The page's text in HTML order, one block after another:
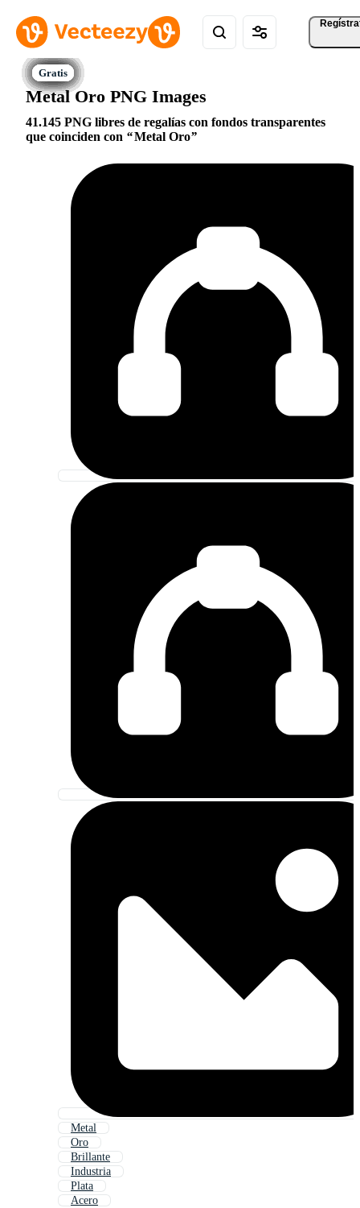
Metal Oro PNG Images
41.145 PNG libres de regalías con fondos transparentes
que coinciden con
Metal Oro
Metal
Oro
Brillante
Industria
Plata
Acero